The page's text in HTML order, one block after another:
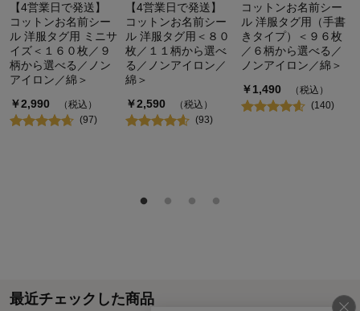
【4営業日で発送】
コットンお名前シー
ル 洋服タグ用 ミニサ
イズ＜１６０枚／９
柄から選べる／ノン
アイロン／綿＞
￥2,990
（税込）
(97)
【4営業日で発送】
コットンお名前シー
ル 洋服タグ用＜８０
枚／１１柄から選べ
る／ノンアイロン／
綿＞
￥2,590
（税込）
(93)
コットンお名前シー
ル 洋服タグ用（手書
きタイプ）＜９６枚
／６柄から選べる／
ノンアイロン／綿＞
￥1,490
（税込）
(140)
最近チェックした商品